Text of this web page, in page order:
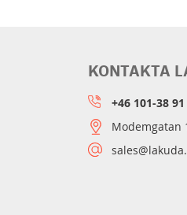
KONTAKTA
+46 101-38
Modemgatan